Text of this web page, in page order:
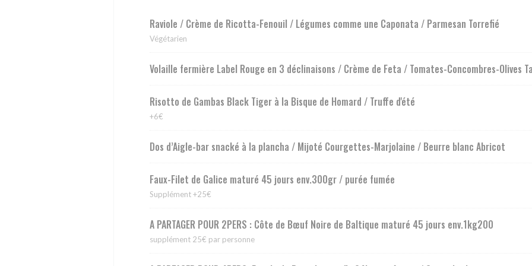
Raviole / Crème de Ricotta-Fenouil / Légumes comme une Caponata / Parmesan Torrefié
Végétarien
Volaille fermière Label Rouge en 3 déclinaisons / Crème de Feta / Tomates-Concombres-Olives
Risotto de Gambas Black Tiger à la Bisque de Homard / Truffe d'été
+6€
Dos d’Aigle-bar snacké à la plancha / Mijoté Courgettes-Marjolaine / Beurre blanc Abricot
Faux-Filet de Galice maturé 45 jours env.300gr / purée fumée
Supplément +25€
A PARTAGER POUR 2PERS : Côte de Bœuf Noire de Baltique maturé 45 jours env.1kg200
supplément 25€ par personne